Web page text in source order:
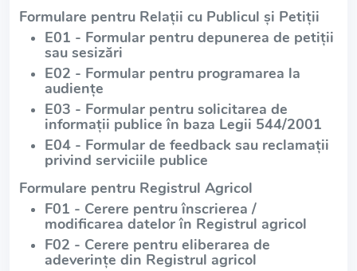
Formulare pentru Relații cu Publicul și Petiții
E01 - Formular pentru depunerea de petiții
sau sesizări
E02 - Formular pentru programarea la
audiențe
E03 - Formular pentru solicitarea de
informații publice în baza Legii 544/2001
E04 - Formular de feedback sau reclamații
privind serviciile publice
Formulare pentru Registrul Agricol
F01 - Cerere pentru înscrierea /
modificarea datelor în Registrul agricol
F02 - Cerere pentru eliberarea de
adeverințe din Registrul agricol